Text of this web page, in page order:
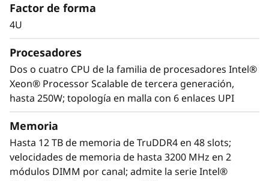
El Lenovo ThinkSystem SR860 V2 le ofrece la
capacidad de gestionar su entorno de datos
actual con la tranquilidad de disponer de una
Factor de forma
4U
Procesadores
Dos o cuatro CPU de la familia de procesadores Intel®
Xeon® Processor Scalable de tercera generación,
hasta 250W; topología en malla con 6 enlaces UPI
Memoria
Hasta 12 TB de memoria de TruDDR4 en 48 slots;
velocidades de memoria de hasta 3200 MHz en 2
módulos DIMM por canal; admite la serie Intel®